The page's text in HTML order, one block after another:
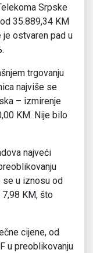
Srpske
35.889,34 KM
ostvaren pad u
trgovanju
najviše se
– izmirenje
KM. Nije bilo
najveći
se u iznosu od
KM, što
cijene, od
u preoblikovanju